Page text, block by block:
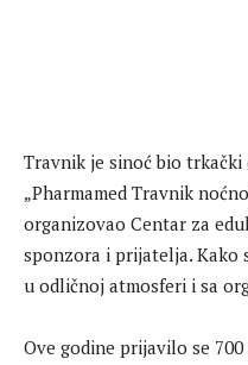
Travnik je sinoć bio
„Pharmamed Travnik
organizovao Centar za
sponzora i prijatelja. Kako
u odličnoj atmosferi i sa
Ove godine prijavilo se